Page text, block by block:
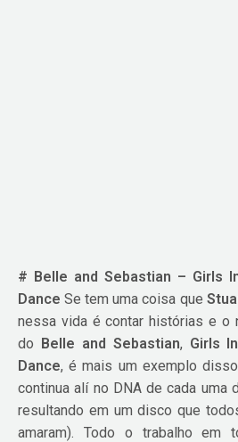
# Belle and Sebastian – Girls
Dance Se tem uma coisa que
nessa vida é contar histórias e o
do Belle and Sebastian, Girls
Dance, é mais um exemplo
continua alí no DNA de cada uma
resultando em um disco que
amaram). Todo o trabalho em